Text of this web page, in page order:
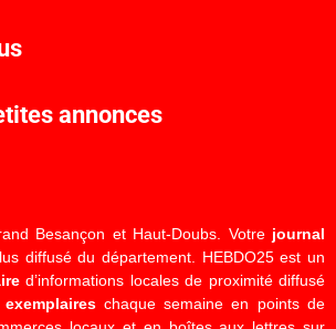
annonces
Besançon et Haut-Doubs. Votre journal
diffusé du département. HEBDO25 est un
d’informations locales de proximité diffusé
chaque semaine en points de